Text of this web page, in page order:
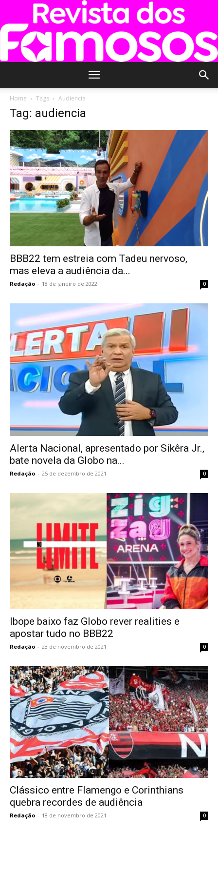
Famosos
Home Tags Audiencia
Tag: audiencia
BBB22 tem estreia com Tadeu nervoso,
mas eleva a audiência da...
Redação - 18 de janeiro de 2022 0
Alerta Nacional, apresentado por Sikêra Jr.,
bate novela da Globo na...
Redação - 25 de dezembro de 2021 0
Ibope baixo faz Globo rever realities e
apostar tudo no BBB22
Redação - 23 de novembro de 2021 0
Clássico entre Flamengo e Corinthians
quebra recordes de audiência
Redação - 18 de novembro de 2021 0